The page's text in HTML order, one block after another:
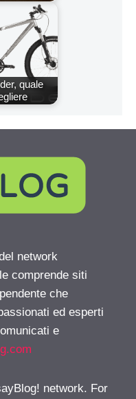
quale
network
comprende siti
che
ed esperti
e
network. For